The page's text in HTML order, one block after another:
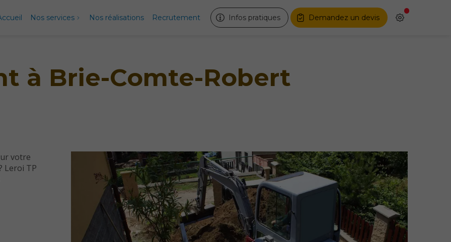
Nos services Nos réalisations Recrutement Infos pratiques Demandez un devis
à Brie-Comte-Robert
votre
Leroi TP